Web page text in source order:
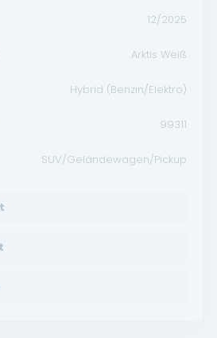
12/2025
Arktis Weiß
Hybrid (Benzin/Elektro)
99311
SUV/Geländewagen/Pickup